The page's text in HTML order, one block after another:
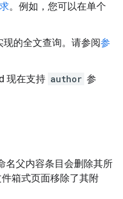
。例如，您可以在单个
现的全文查询。请参阅参
现在支持 author 参
名父内容条目会删除其所
箱式页面移除了其附